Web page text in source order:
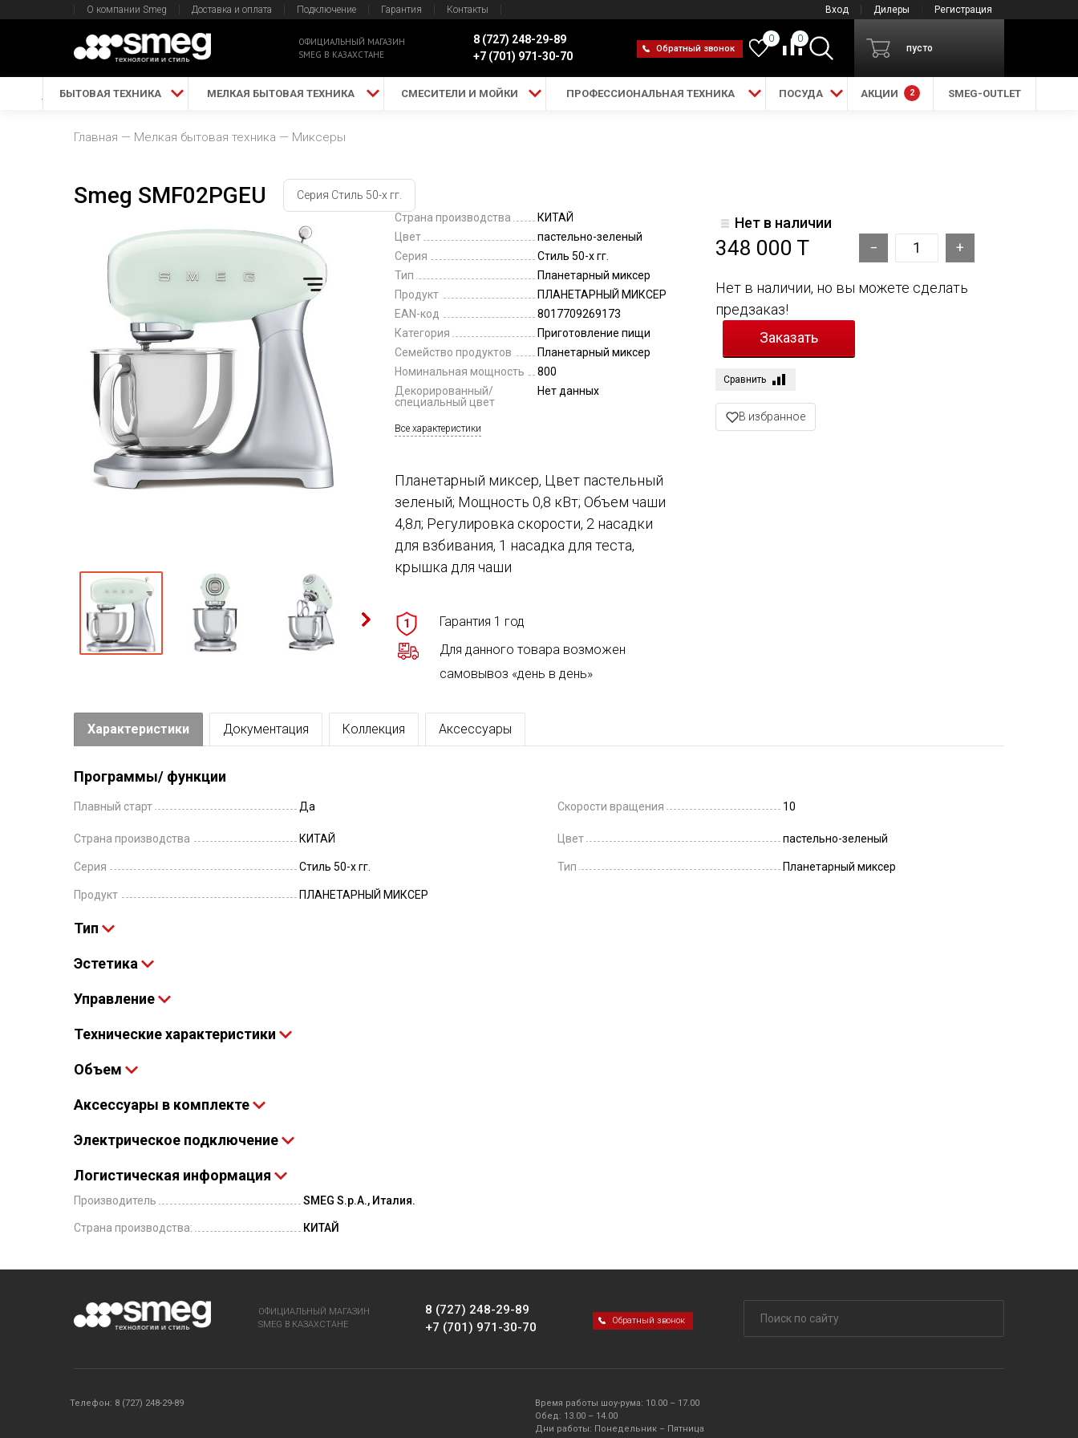
Вход Дилеры Регистрация
О компании Smeg Доставка и оплата Подключение Гарантия Контакты
ОФИЦИАЛЬНЫЙ МАГАЗИН
SMEG В КАЗАХСТАНЕ
8 (727) 248-29-89
+7 (701) 971-30-70
Обратный звонок
0
0
пусто
БЫТОВАЯ ТЕХНИКА МЕЛКАЯ БЫТОВАЯ ТЕХНИКА СМЕСИТЕЛИ И МОЙКИ ПРОФЕССИОНАЛЬНАЯ ТЕХНИКА ПОСУДА АКЦИИ 2 SMEG-OUTLET
Главная Мелкая бытовая техника Миксеры
Smeg SMF02PGEU
Серия Стиль 50-х гг.
Страна производства
КИТАЙ
Цвет
пастельно-зеленый
Серия
Стиль 50-х гг.
Тип
Планетарный миксер
Продукт
ПЛАНЕТАРНЫЙ МИКСЕР
EAN-код
8017709269173
Категория
Приготовление пищи
Семейство продуктов
Планетарный миксер
Номинальная мощность
800
Декорированный/
специальный цвет
Нет данных
Все характеристики
Планетарный миксер, Цвет пастельный
зеленый; Мощность 0,8 кВт; Объем чаши
4,8л; Регулировка скорости, 2 насадки
для взбивания, 1 насадка для теста,
крышка для чаши
1
Гарантия 1 год
Для данного товара возможен
самовывоз «день в день»
Нет в наличии
348 000 T
Нет в наличии, но вы можете сделать
предзаказ!
Сравнить
В избранное
Характеристики Документация Коллекция Аксессуары
Программы/ функции
Плавный старт Да Скорости вращения 10
Страна производства КИТАЙ Цвет пастельно-зеленый
Серия Стиль 50-х гг. Тип Планетарный миксер
Продукт ПЛАНЕТАРНЫЙ МИКСЕР
Тип
Эстетика
Управление
Технические характеристики
Объем
Аксессуары в комплекте
Электрическое подключение
Логистическая информация
Производитель SMEG S.p.A., Италия.
Страна производства: КИТАЙ
ОФИЦИАЛЬНЫЙ МАГАЗИН
SMEG В КАЗАХСТАНЕ
8 (727) 248-29-89
+7 (701) 971-30-70
Обратный звонок
Телефон: 8 (727) 248-29-89
Время работы шоу-рума: 10.00 – 17.00
Обед: 13.00 – 14.00
Дни работы: Понедельник – Пятница